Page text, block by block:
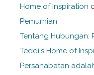
Home of Inspiration
Pemurnian
Tentang Hubungan:
Teddi's Home of
Persahabatan